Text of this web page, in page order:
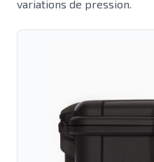
variations de pression.